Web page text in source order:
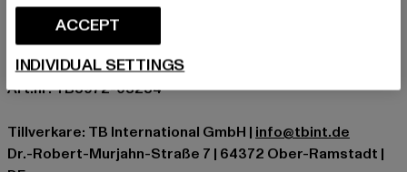
Färg: khaki
Tillverkarens färg: darkkhaki
Materialsammansättning: 80% Viskos, 20% polyester
Art.nr: TB5972-03254
Tillverkare: TB International GmbH | info@tbint.de
Dr.-Robert-Murjahn-Straße 7 | 64372 Ober-Ramstadt |
ACCEPT
INDIVIDUAL SETTINGS